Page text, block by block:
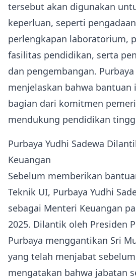
tersebut akan digunakan
keperluan, seperti
perlengkapan laboratorium,
fasilitas pendidikan, serta
dan pengembangan. Purbaya
menjelaskan bahwa bantuan
bagian dari komitmen
mendukung pendidikan
Purbaya Yudhi Sadewa
Keuangan
Sebelum memberikan
Teknik UI, Purbaya Yudhi
sebagai Menteri Keuangan
2025. Dilantik oleh Presiden
Purbaya menggantikan Sri
yang telah menjabat
mengatakan bahwa jabatan